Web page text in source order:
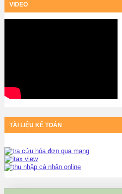
VIDEO
TÀI LIỆU KẾ TOÁN